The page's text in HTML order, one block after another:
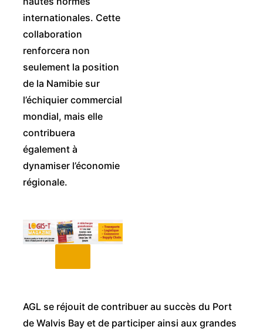
internationales. Cette
collaboration
renforcera non
seulement la position
de la Namibie sur
l’échiquier commercial
mondial, mais elle
contribuera
également à
dynamiser l’économie
régionale.
AGL se réjouit de contribuer au succès du Port
de Walvis Bay et de participer ainsi aux grandes